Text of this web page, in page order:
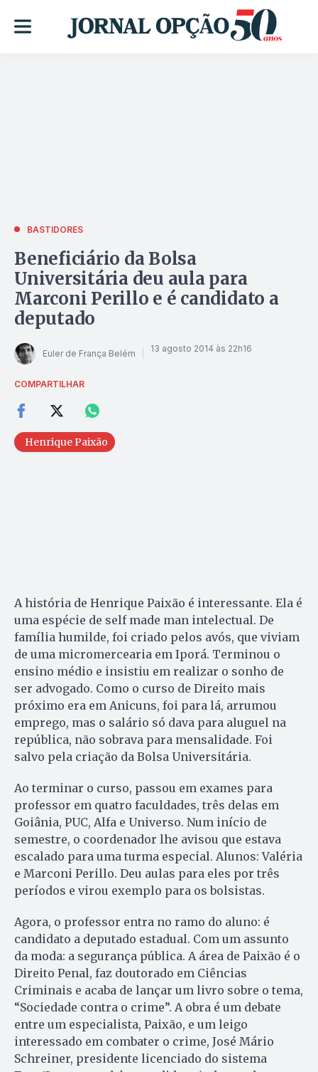
BASTIDORES
Beneficiário da Bolsa
Universitária deu aula para
Marconi Perillo e é candidato a
deputado
Euler de França Belém 13 agosto 2014 às 22h16
COMPARTILHAR
Henrique Paixão
A história de Henrique Paixão é interessante. Ela é
uma espécie de self made man intelectual. De
família humilde, foi criado pelos avós, que viviam
de uma micromercearia em Iporá. Terminou o
ensino médio e insistiu em realizar o sonho de
ser advogado. Como o curso de Direito mais
próximo era em Anicuns, foi para lá, arrumou
emprego, mas o salário só dava para aluguel na
república, não sobrava para mensalidade. Foi
salvo pela criação da Bolsa Universitária.
Ao terminar o curso, passou em exames para
professor em quatro faculdades, três delas em
Goiânia, PUC, Alfa e Universo. Num início de
semestre, o coordenador lhe avisou que estava
escalado para uma turma especial. Alunos: Valéria
e Marconi Perillo. Deu aulas para eles por três
períodos e virou exemplo para os bolsistas.
Agora, o professor entra no ramo do aluno: é
candidato a deputado estadual. Com um assunto
da moda: a segurança pública. A área de Paixão é o
Direito Penal, faz doutorado em Ciências
Criminais e acaba de lançar um livro sobre o tema,
“Sociedade contra o crime”. A obra é um debate
entre um especialista, Paixão, e um leigo
interessado em combater o crime, José Mário
Schreiner, presidente licenciado do sistema